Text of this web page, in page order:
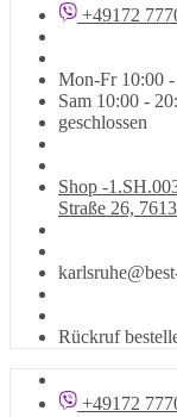
+49172
Mon-Fr 10:00
Sam 10:00 -
geschlossen
Shop -
Straße 26,
Rückruf
+49172